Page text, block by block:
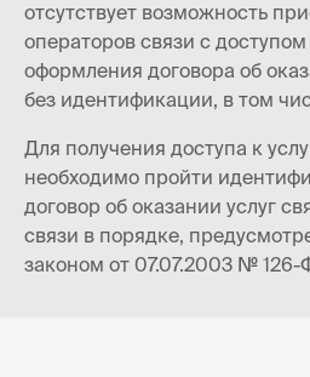
отсутствует возможность
операторов связи с доступом
оформления договора об
без идентификации, в том
Для получения доступа к
необходимо пройти
договор об оказании услуг
связи в порядке,
законом от 07.07.2003 № 126-